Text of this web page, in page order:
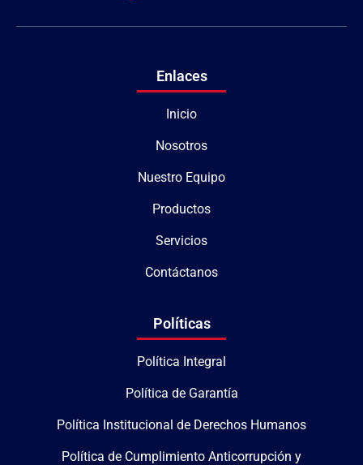
Enlaces
Inicio
Nosotros
Nuestro Equipo
Productos
Servicios
Contáctanos
Políticas
Política Integral
Política de Garantía
Política Institucional de Derechos Humanos
Política de Cumplimiento Anticorrupción y